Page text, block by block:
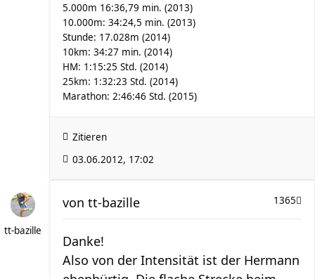
5.000m 16:36,79 min. (2013)
10.000m: 34:24,5 min. (2013)
Stunde: 17.028m (2014)
10km: 34:27 min. (2014)
HM: 1:15:25 Std. (2014)
25km: 1:32:23 Std. (2014)
Marathon: 2:46:46 Std. (2015)
Zitieren
03.06.2012, 17:02
tt-bazille
1365
von tt-bazille
Danke!
Also von der Intensität ist der Hermann